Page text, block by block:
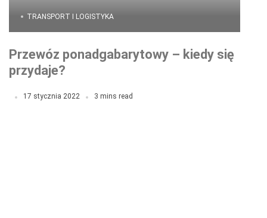
TRANSPORT I LOGISTYKA
Przewóz ponadgabarytowy – kiedy się
przydaje?
17 stycznia 2022 3 mins read